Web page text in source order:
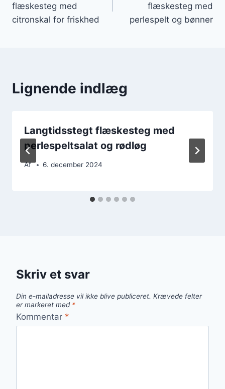
flæskesteg med
citronskal for friskhed
flæskesteg med
perlespelt og bønner
Lignende indlæg
Langtidsstegt flæskesteg med
perlespeltsalat og rødløg
Af 6. december 2024
Skriv et svar
Din e-mailadresse vil ikke blive publiceret. Krævede felter
er markeret med *
Kommentar *